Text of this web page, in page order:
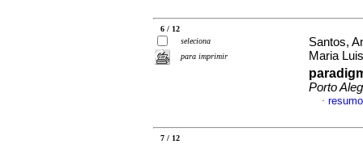
6 / 12
seleciona
para imprimir
Santos,
Maria
Porto
·
7 / 12